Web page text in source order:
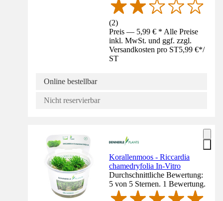
(2)
Preis — 5,99 € * Alle Preise
inkl. MwSt. und ggf. zzgl.
Versandkosten pro ST5,99 €*/
ST
Online bestellbar
Nicht reservierbar
Korallenmoos - Riccardia
chamedryfolia In-Vitro
Durchschnittliche Bewertung:
5 von 5 Sternen. 1 Bewertung.